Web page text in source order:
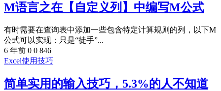
M语言之在【自定义列】中编写M公式
有时需要在查询表中添加一些包含特定计算规则的列，以下M
公式可以实现：只是“徒手”...
6 年前 0 0 846
Excel使用技巧
简单实用的输入技巧，5.3%的人不知道